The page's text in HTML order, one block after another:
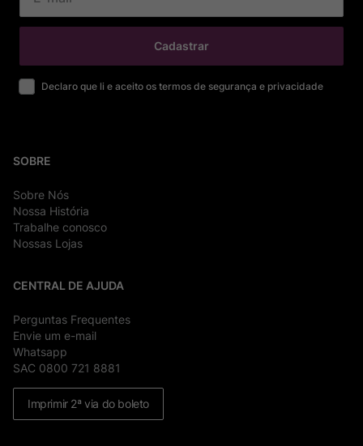
Cadastrar
Declaro que li e aceito os termos de segurança e privacidade
SOBRE
Sobre Nós
Nossa História
Trabalhe conosco
Nossas Lojas
CENTRAL DE AJUDA
Perguntas Frequentes
Envie um e-mail
Whatsapp
SAC 0800 721 8881
Imprimir 2ª via do boleto